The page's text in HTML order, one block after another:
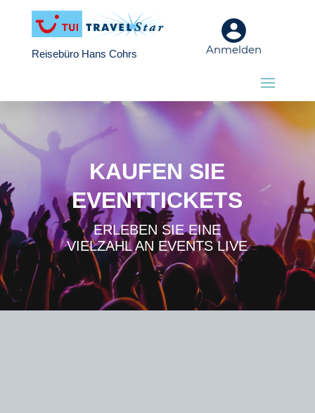
Reisebüro Hans Cohrs Anmelden
KAUFEN SIE
EVENTTICKETS
ERLEBEN SIE EINE
VIELZAHL AN EVENTS LIVE